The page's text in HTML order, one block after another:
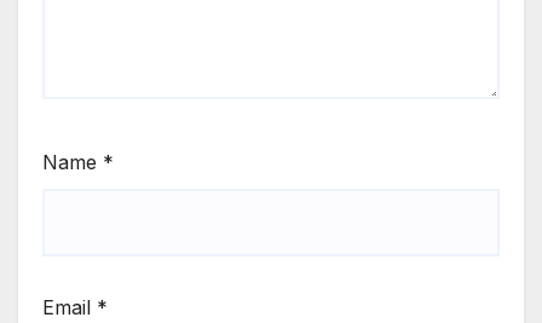
Name *
Email *